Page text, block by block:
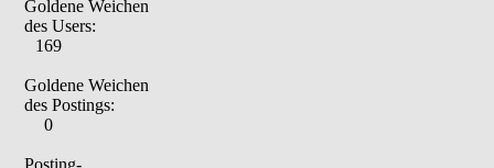
Goldene Weichen
des Users:
169
Goldene Weichen
des Postings:
0
Posting-